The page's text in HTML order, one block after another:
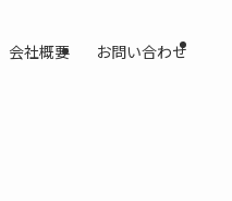
会社概要 お問い合わせ